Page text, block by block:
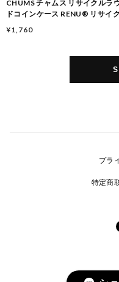
CHUMS チャムス リサイクルラ
ドコインケース RENU® リサイ
ートキーケース CH60-3573
¥1,760
プラ
特定商